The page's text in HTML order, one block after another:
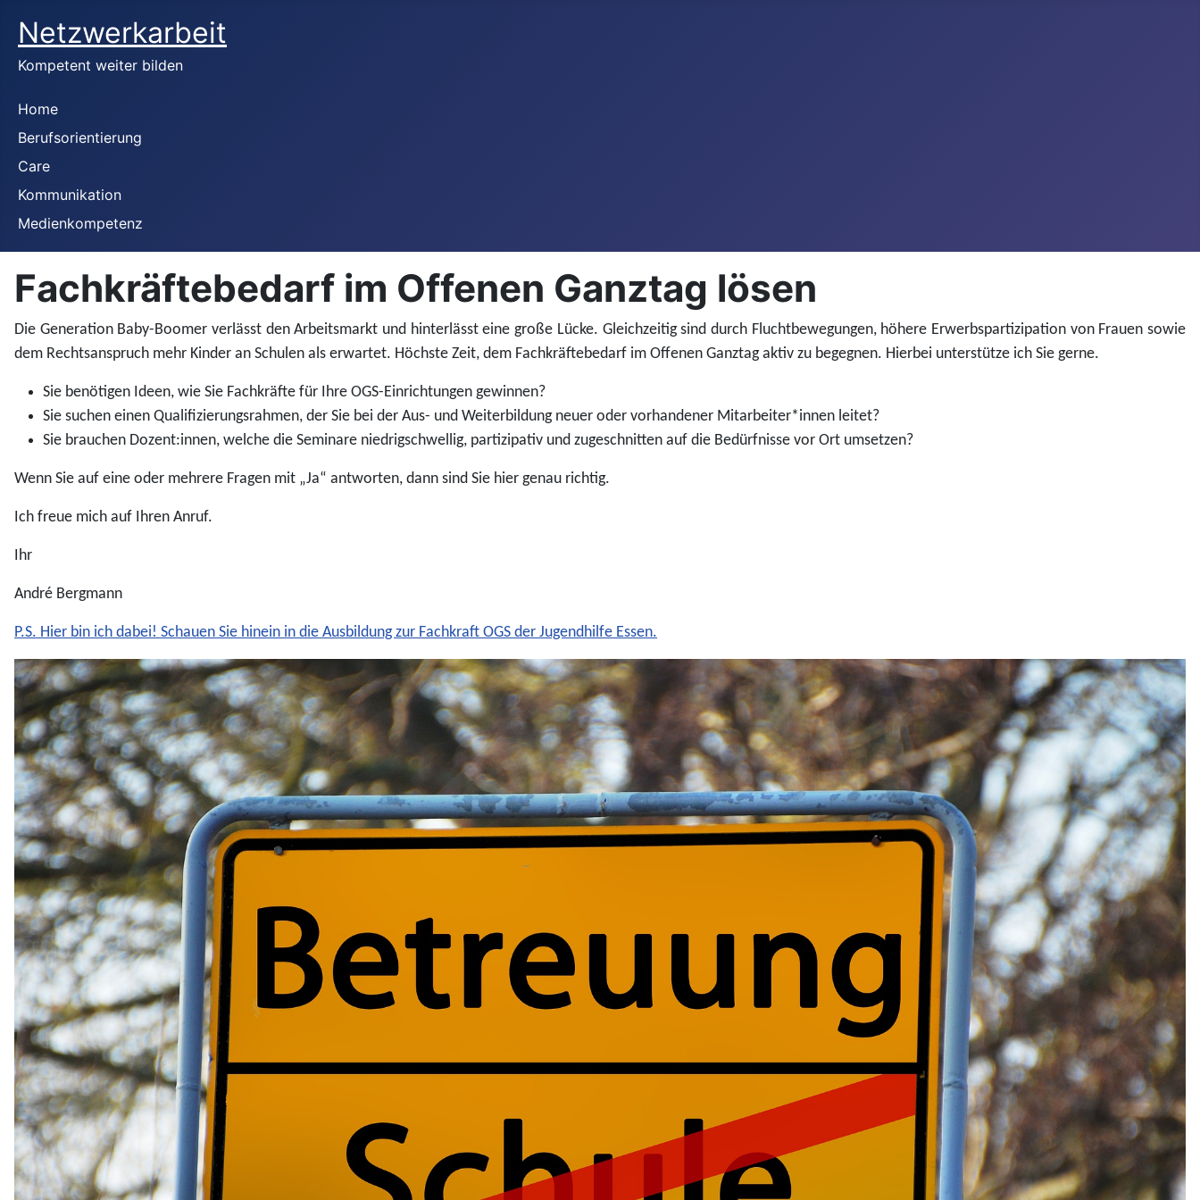
Netzwerkarbeit
Kompetent weiter bilden
Home
Berufsorientierung
Care
Kommunikation
Medienkompetenz
Fachkräftebedarf im Offenen Ganztag lösen
Die Generation Baby-Boomer verlässt den Arbeitsmarkt und hinterlässt eine große Lücke. Gleichzeitig sind durch Fluchtbewegungen, höhere Erwerbspartizipation von Frauen sowie
dem Rechtsanspruch mehr Kinder an Schulen als erwartet. Höchste Zeit, dem Fachkräftebedarf im Offenen Ganztag aktiv zu begegnen. Hierbei unterstütze ich Sie gerne.
Sie benötigen Ideen, wie Sie Fachkräfte für Ihre OGS-Einrichtungen gewinnen?
Sie suchen einen Qualifizierungsrahmen, der Sie bei der Aus- und Weiterbildung neuer oder vorhandener Mitarbeiter*innen leitet?
Sie brauchen Dozent:innen, welche die Seminare niedrigschwellig, partizipativ und zugeschnitten auf die Bedürfnisse vor Ort umsetzen?
Wenn Sie auf eine oder mehrere Fragen mit „Ja“ antworten, dann sind Sie hier genau richtig.
Ich freue mich auf Ihren Anruf.
Ihr
André Bergmann
P.S. Hier bin ich dabei! Schauen Sie hinein in die Ausbildung zur Fachkraft OGS der Jugendhilfe Essen.